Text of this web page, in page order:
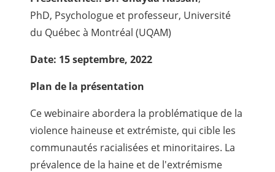
PhD, Psychologue et professeur, Université
du Québec à Montréal (UQAM)
Date: 15 septembre, 2022
Plan de la présentation
Ce webinaire abordera la problématique de la
violence haineuse et extrémiste, qui cible les
communautés racialisées et minoritaires. La
prévalence de la haine et de l'extrémisme